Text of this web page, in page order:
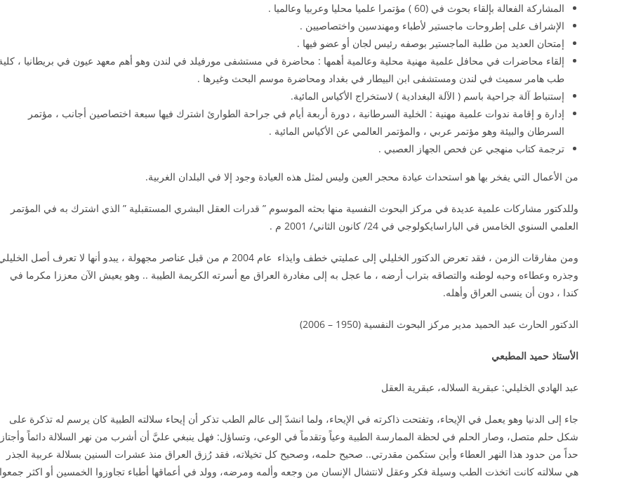
المشاركة الفعالة بإلقاء بحوث في (60 ) مؤتمرا علميا محليا وعربيا وعالميا .
الإشراف على إطروحات ماجستير لأطباء ومهندسين واختصاصيين .
إمتحان العديد من طلبة الماجستير بوصفه رئيس لجان أو عضو فيها .
إلقاء محاضرات في محافل علمية مهنية محلية وعالمية أهمها : محاضرة في مستشفى مورفيلد في لندن وهو أهم معهد عيون في بريطانيا ،
طب هامر سميث في لندن ومستشفى ابن البيطار في بغداد ومحاضرة موسم البحث وغيرها .
إستنباط آلة جراحية باسم ( الآلة البغدادية ) لاستخراج الأكياس المائية.
إدارة و إقامة ندوات علمية مهنية : الخلية السرطانية ، دورة أربعة أيام في جراحة الطوارئ اشترك فيها سبعة اختصاصين أجانب ، مؤتمر
السرطان والبيئة وهو مؤتمر عربي ، والمؤتمر العالمي عن الأكياس المائية .
ترجمة كتاب منهجي عن فحص الجهاز العصبي .
من الأعمال التي يفخر بها هو استحداث عيادة محجر العين وليس لمثل هذه العيادة وجود إلا في البلدان الغربية.
وللدكتور مشاركات علمية عديدة في مركز البحوث النفسية منها بحثه الموسوم ” قدرات العقل البشري المستقبلية ” الذي اشترك به في المؤتمر
العلمي السنوي الخامس في الباراسايكولوجي في 24/ كانون الثاني/ 2001 م .
ومن مفارقات الزمن ، فقد تعرض الدكتور الخليلي إلى عمليتي خطف وايذاء عام 2004 م من قبل عناصر مجهولة ، يبدو أنها لا تعرف أصل
وجذره وعطاءه وحبه لوطنه والتصاقه بتراب أرضه ، ما عجل به إلى مغادرة العراق مع أسرته الكريمة الطيبة .. وهو يعيش الآن معززا مكرما في
كندا ، دون أن ينسى العراق وأهله.
الدكتور الحارث عبد الحميد مدير مركز البحوث النفسية (1950 – 2006)
الأستاذ حميد المطبعي
عبد الهادي الخليلي: عبقرية السلاله، عبقرية العقل
جاء إلى الدنيا وهو يعمل في الإيحاء، وتفتحت ذاكرته في الإيحاء، ولما انشدّ إلى عالم الطب تذكر أن إيحاء سلالته الطبية كان يرسم له تذكرة على
شكل حلم متصل، وصار الحلم في لحظة الممارسة الطبية وعياً وتقدماً في الوعي، وتساؤل: فهل ينبغي عليَّ أن أشرب من نهر السلالة دائماً وأجتاز
حداً من حدود هذا النهر العطاء وأين ستكمن مقدرتي.. صحيح حلمه، وصحيح كل تخيلاته، فقد رُزق العراق منذ عشرات السنين بسلالة عربية الجذر
هي سلالته كانت اتخذت الطب وسيلة فكر وعقل لانتشال الإنسان من وجعه وألمه ومرضه، وولد في أعماقها أطباء تجاوزوا الخمسين أو اكثر جمعوا